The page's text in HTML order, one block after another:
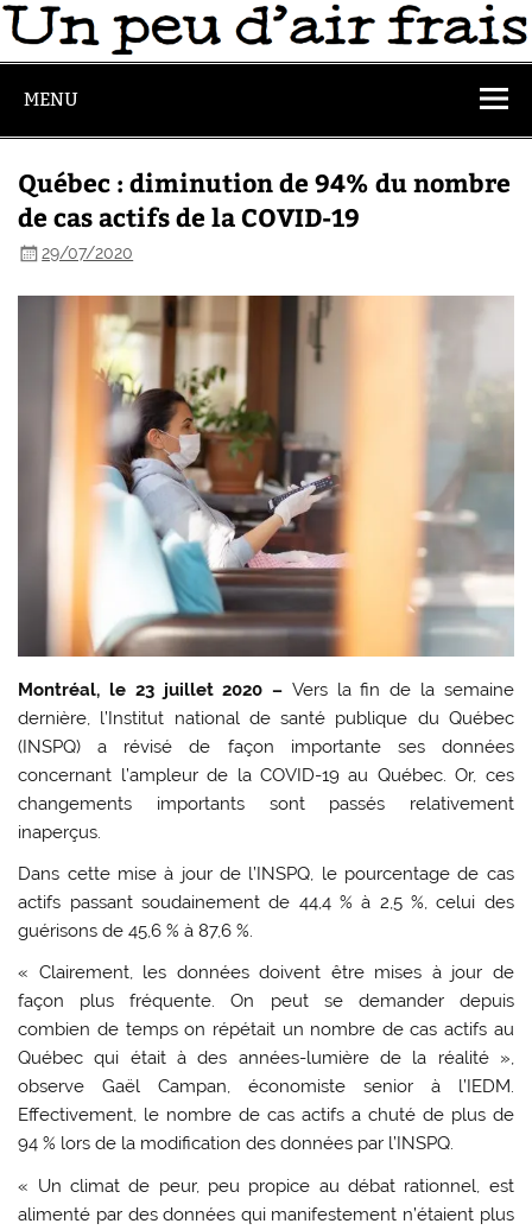
MENU
Québec : diminution de 94% du nombre
de cas actifs de la COVID-19
29/07/2020
Montréal, le 23 juillet 2020 – Vers la fin de la semaine
dernière, l’Institut national de santé publique du Québec
(INSPQ) a révisé de façon importante ses données
concernant l’ampleur de la COVID-19 au Québec. Or, ces
changements importants sont passés relativement
inaperçus.
Dans cette mise à jour de l’INSPQ, le pourcentage de cas
actifs passant soudainement de 44,4 % à 2,5 %, celui des
guérisons de 45,6 % à 87,6 %.
« Clairement, les données doivent être mises à jour de
façon plus fréquente. On peut se demander depuis
combien de temps on répétait un nombre de cas actifs au
Québec qui était à des années-lumière de la réalité »,
observe Gaël Campan, économiste senior à l’IEDM.
Effectivement, le nombre de cas actifs a chuté de plus de
94 % lors de la modification des données par l’INSPQ.
« Un climat de peur, peu propice au débat rationnel, est
alimenté par des données qui manifestement n’étaient plus